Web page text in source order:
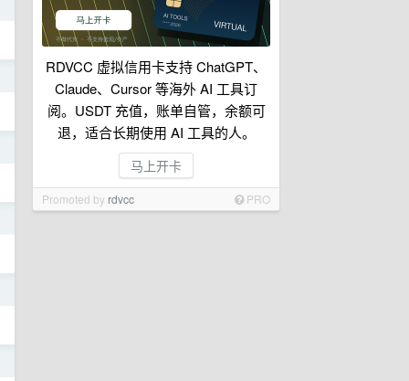
RDVCC 虚拟信用卡支持 ChatGPT、
Claude、Cursor 等海外 AI 工具订
阅。USDT 充值，账单自管，余额可
退，适合长期使用 AI 工具的人。
马上开卡
Promoted by rdvcc PRO